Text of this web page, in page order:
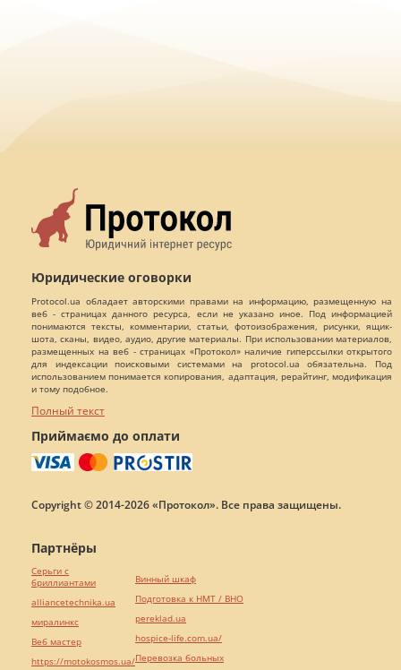
Юридические оговорки
Protocol.ua обладает авторскими правами на информацию, размещенную на
веб - страницах данного ресурса, если не указано иное. Под информацией
понимаются тексты, комментарии, статьи, фотоизображения, рисунки, ящик-
шота, сканы, видео, аудио, другие материалы. При использовании материалов,
размещенных на веб - страницах «Протокол» наличие гиперссылки открытого
для индексации поисковыми системами на protocol.ua обязательна. Под
использованием понимается копирования, адаптация, рерайтинг, модификация
и тому подобное.
Полный текст
Приймаємо до оплати
Copyright © 2014-2026 «Протокол». Все права защищены.
Партнёры
Серьги с
бриллиантами
alliancetechnika.ua
миралинкс
Веб мастер
https://motokosmos.ua/
Винный шкаф
Подготовка к НМТ / ВНО
pereklad.ua
hospice-life.com.ua/
Перевозка больных